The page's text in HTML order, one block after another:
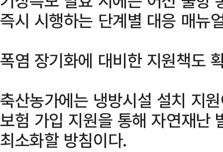
즉시 시행하는 단계별 대응 매뉴
폭염 장기화에 대비한 지원책도
축산농가에는 냉방시설 설치 지
보험 가입 지원을 통해 자연재난
최소화할 방침이다.